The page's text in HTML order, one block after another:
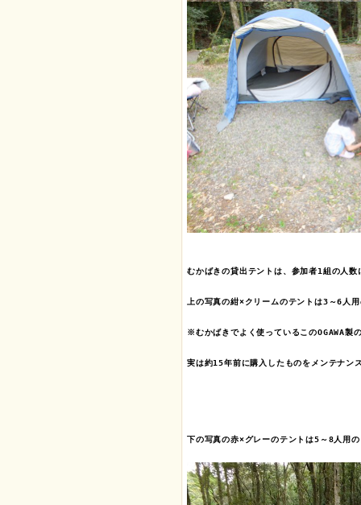
むかばきの貸出テントは、参加者1組の人
上の写真の紺×クリームのテントは3～6人
※むかばきでよく使っているこのOGAWA製
実は約15年前に購入したものをメンテナン
下の写真の赤×グレーのテントは5～8人用